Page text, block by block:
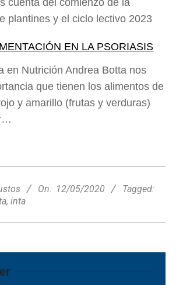
plantines y el ciclo lectivo 2023
EN LA PSORIASIS
en Nutrición Andrea Botta nos
que tienen los alimentos de
y amarillo (frutas y verduras)
On: 12/05/2020
Tagged:
, inta